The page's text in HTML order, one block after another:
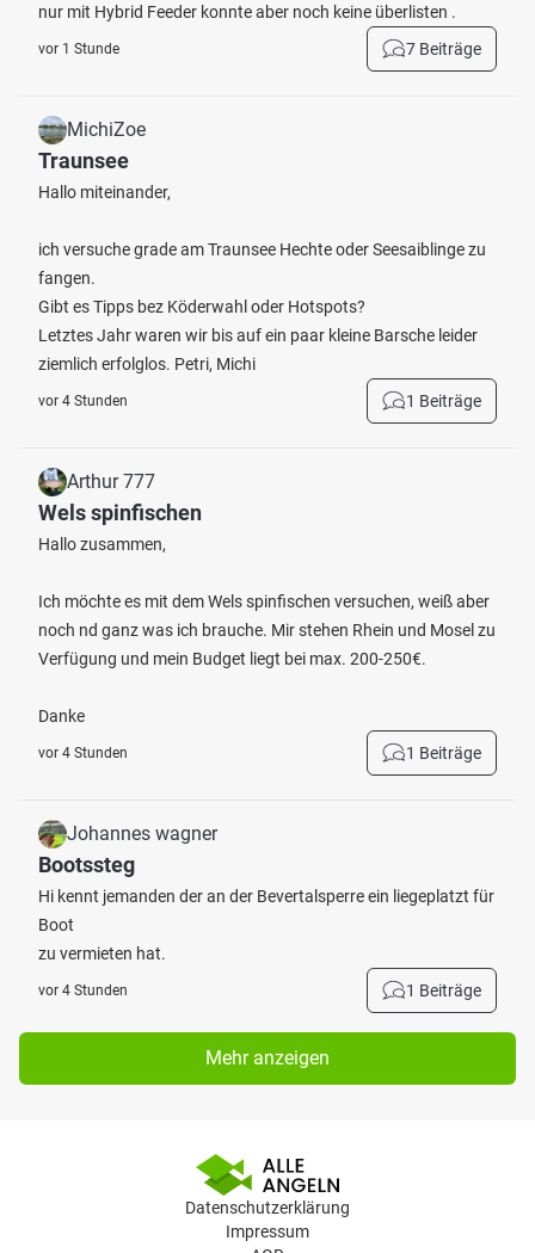
nur mit Hybrid Feeder konnte aber noch keine überlisten .
vor 1 Stunde 7 Beiträge
MichiZoe
Traunsee
Hallo miteinander,
ich versuche grade am Traunsee Hechte oder Seesaiblinge zu
fangen.
Gibt es Tipps bez Köderwahl oder Hotspots?
Letztes Jahr waren wir bis auf ein paar kleine Barsche leider
ziemlich erfolglos. Petri, Michi
vor 4 Stunden 1 Beiträge
Arthur 777
Wels spinfischen
Hallo zusammen,
Ich möchte es mit dem Wels spinfischen versuchen, weiß aber
noch nd ganz was ich brauche. Mir stehen Rhein und Mosel zu
Verfügung und mein Budget liegt bei max. 200-250€.
Danke
vor 4 Stunden 1 Beiträge
Johannes wagner
Bootssteg
Hi kennt jemanden der an der Bevertalsperre ein liegeplatzt für
Boot
zu vermieten hat.
vor 4 Stunden 1 Beiträge
Mehr anzeigen
Datenschutzerklärung
Impressum